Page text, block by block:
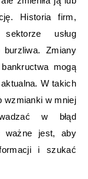
Historia firm,
usług
Zmiany
mogą
W takich
wzmianki w mniej
w błąd
ważne jest, aby
i szukać